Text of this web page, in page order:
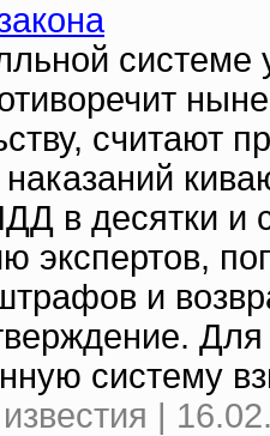
считают
в десятки и
экспертов,
и
систему
|